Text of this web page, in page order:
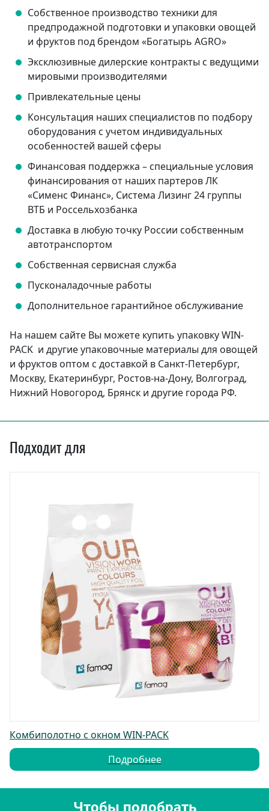
Собственное производство техники для
предпродажной подготовки и упаковки овощей
и фруктов под брендом «Богатырь AGRO»
Эксклюзивные дилерские контракты с ведущими
мировыми производителями
Привлекательные цены
Консультация наших специалистов по подбору
оборудования с учетом индивидуальных
особенностей вашей сферы
Финансовая поддержка – специальные условия
финансирования от наших партеров ЛК
«Сименс Финанс», Система Лизинг 24 группы
ВТБ и Россельхозбанка
Доставка в любую точку России собственным
автотранспортом
Собственная сервисная служба
Пусконаладочные работы
Дополнительное гарантийное обслуживание
На нашем сайте Вы можете купить упаковку WIN-
PACK и другие упаковочные материалы для овощей
и фруктов оптом с доставкой в Санкт-Петербург,
Москву, Екатеринбург, Ростов-на-Дону, Волгоград,
Нижний Новогород, Брянск и другие города РФ.
Подходит для
Комбиполотно с окном WIN-PACK
Подробнее
Чтобы подобрать